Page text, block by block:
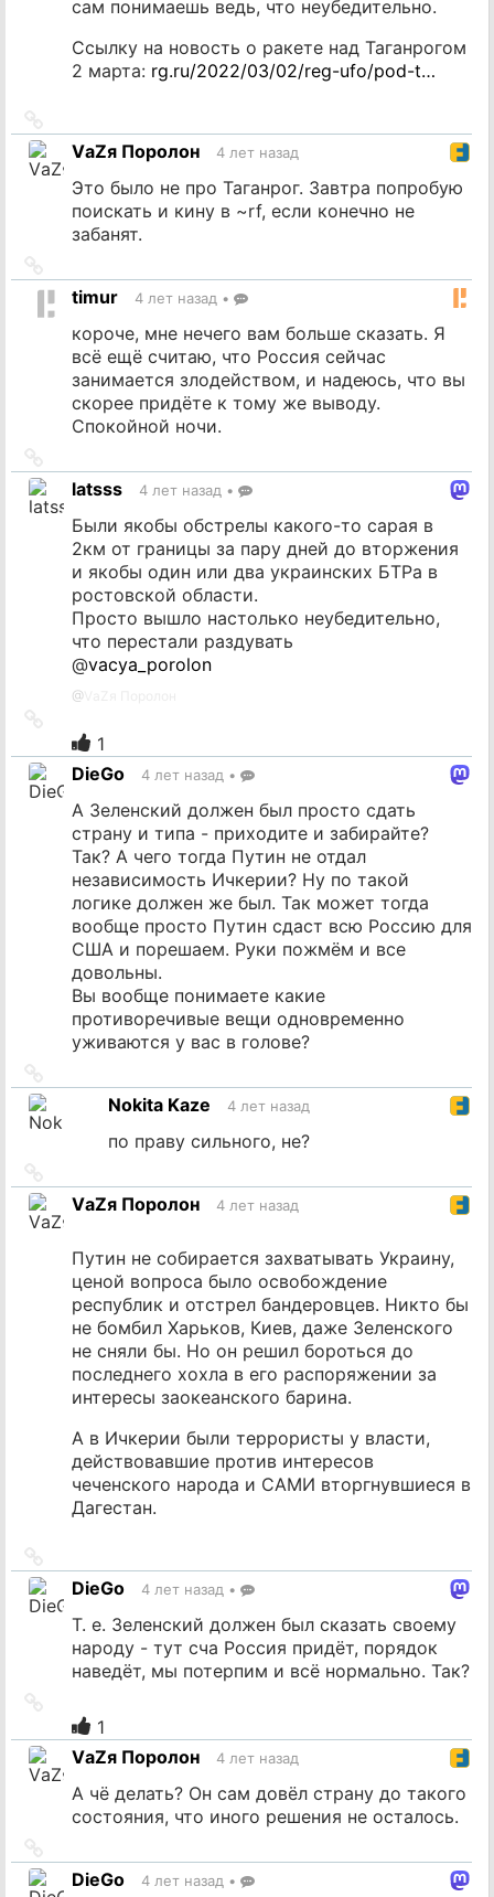
сам понимаешь ведь, что неубедительно.
Ссылку на новость о ракете над Таганрогом
2 марта: rg.ru/2022/03/02/reg-ufo/pod-t…
на
источник
VаZя Поролон 4 лет назад
Это было не про Таганрог. Завтра попробую
поискать и кину в ~rf, если конечно не
забанят.
на
источник
timur 4 лет назад •
короче, мне нечего вам больше сказать. Я
всё ещё считаю, что Россия сейчас
занимается злодейством, и надеюсь, что вы
скорее придёте к тому же выводу.
Спокойной ночи.
на
источник
latsss 4 лет назад •
Были якобы обстрелы какого-то сарая в
2км от границы за пару дней до вторжения
и якобы один или два украинских БТРа в
ростовской области.
Просто вышло настолько неубедительно,
что перестали раздувать
@vacya_porolon
@
источник
1
DieGo
4 лет назад •
А Зеленский должен был просто сдать
страну и типа - приходите и забирайте?
Так? А чего тогда Путин не отдал
независимость Ичкерии? Ну по такой
логике должен же был. Так может тогда
вообще просто Путин сдаст всю Россию для
США и порешаем. Руки пожмём и все
довольны.
Вы вообще понимаете какие
противоречивые вещи одновременно
уживаются у вас в голове?
на
источникNokita Kaze 4 лет назад
по праву сильного, не?
на
источник
VаZя Поролон 4 лет назад
Путин не собирается захватывать Украину,
ценой вопроса было освобождение
республик и отстрел бандеровцев. Никто бы
не бомбил Харьков, Киев, даже Зеленского
не сняли бы. Но он решил бороться до
последнего хохла в его распоряжении за
интересы заокеанского барина.
А в Ичкерии были террористы у власти,
действовавшие против интересов
чеченского народа и САМИ вторгнувшиеся в
Дагестан.
на
источник
DieGo 4 лет назад •
Т. е. Зеленский должен был сказать своему
народу - тут сча Россия придёт, порядок
наведёт, мы потерпим и всё нормально. Так?
источник
1
VаZя Поролон
4 лет назад
А чё делать? Он сам довёл страну до такого
состояния, что иного решения не осталось.
на
источник
DieGo 4 лет назад •